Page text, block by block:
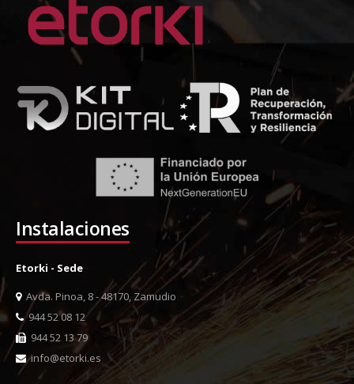
Instalaciones
Etorki - Sede
Avda. Pinoa, 8 - 48170, Zamudio
944 52 08 12
944 52 13 79
info@etorki.es